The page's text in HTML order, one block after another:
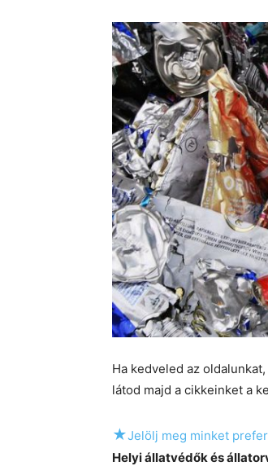
Ha kedveled az
látod majd a cikkeinket a
★Jelölj meg minket
Helyi állatvédők és